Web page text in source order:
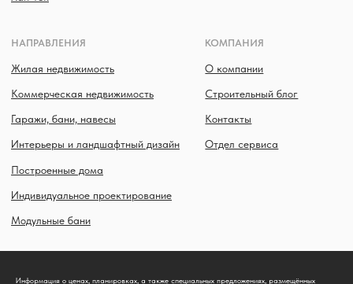
Информация о ценах, планировках, а также специальных предложениях, размещённых